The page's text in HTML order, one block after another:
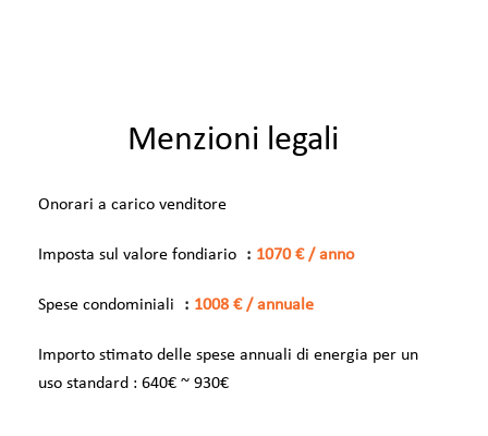
Menzioni legali
Onorari a carico venditore
Imposta sul valore fondiario 1070 € / anno
Spese condominiali 1008 € / annuale
Importo stimato delle spese annuali di energia per un
uso standard : 640€ ~ 930€